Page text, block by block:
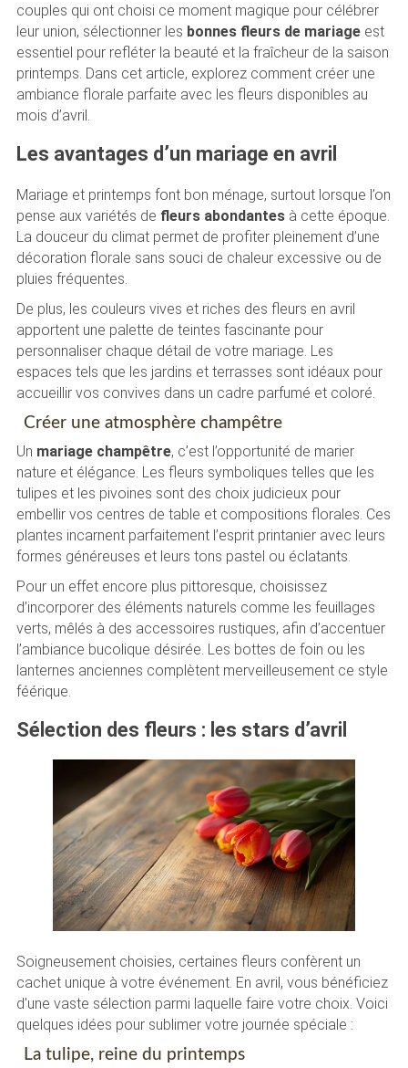
couples qui ont choisi ce moment magique pour célébrer
leur union, sélectionner les bonnes fleurs de mariageest
essentiel pour refléter la beauté et la fraîcheur de la saison
printemps. Dans cet article, explorez comment créer une
ambiance florale parfaite avec les fleurs disponibles au
mois d’avril.
Les avantages d’un mariage en avril
Mariage et printemps font bon ménage, surtout lorsque l’on
pense aux variétés de fleurs abondantesà cette époque.
La douceur du climat permet de profiter pleinement d’une
décoration florale sans souci de chaleur excessive ou de
pluies fréquentes.
De plus, les couleurs vives et riches des fleurs en avril
apportent une palette de teintes fascinante pour
personnaliser chaque détail de votre mariage. Les
espaces tels que les jardins et terrasses sont idéaux pour
accueillir vos convives dans un cadre parfumé et coloré.
Créer une atmosphère champêtre
Un mariage champêtre, c’est l’opportunité de marier
nature et élégance. Les fleurs symboliques telles que les
tulipes et les pivoines sont des choix judicieux pour
embellir vos centres de table et compositions florales. Ces
plantes incarnent parfaitement l’esprit printanier avec leurs
formes généreuses et leurs tons pastel ou éclatants.
Pour un effet encore plus pittoresque, choisissez
d’incorporer des éléments naturels comme les feuillages
verts, mêlés à des accessoires rustiques, afin d’accentuer
l’ambiance bucolique désirée. Les bottes de foin ou les
lanternes anciennes complètent merveilleusement ce style
féérique.
Sélection des fleurs : les stars d’avril
Soigneusement choisies, certaines fleurs confèrent un
cachet unique à votre événement. En avril, vous bénéficiez
d’une vaste sélection parmi laquelle faire votre choix. Voici
quelques idées pour sublimer votre journée spéciale :
La tulipe, reine du printemps